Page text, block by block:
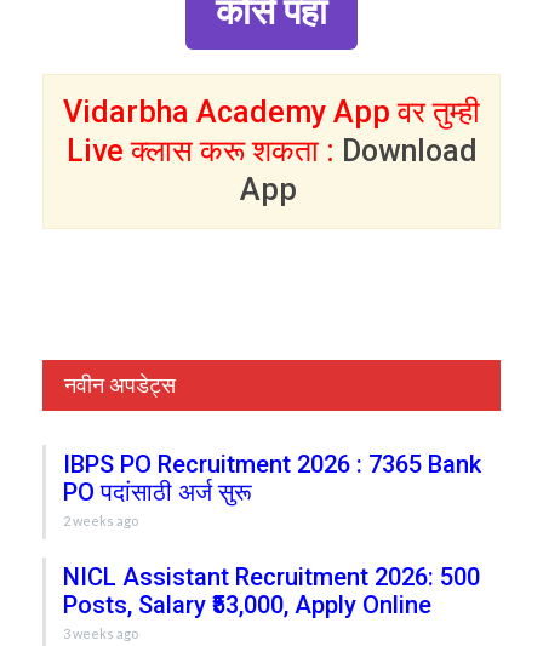
कोर्स पहा
Vidarbha Academy App वर तुम्ही
Live क्लास करू शकता : Download
App
नवीन अपडेट्स
IBPS PO Recruitment 2026 : 7365 Bank
PO पदांसाठी अर्ज सुरू
2 weeks ago
NICL Assistant Recruitment 2026: 500
Posts, Salary ₹53,000, Apply Online
3 weeks ago